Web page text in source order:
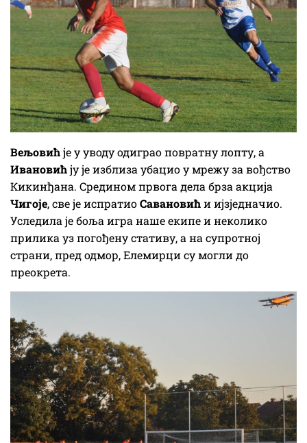
Вељовићје у уводу одиграо повратну лопту, а
Ивановићју је изблиза убацио у мрежу за вођство
Кикинђана. Средином првога дела брза акција
Чигоје, све је испратиоСавановићи ијзједначио.
Уследила је боља игра наше екипе и неколико
прилика уз погођену стативу, а на супротној
страни, пред одмор, Елемирци су могли до
преокрета.